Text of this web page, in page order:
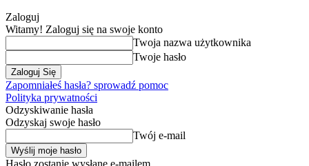
Zaloguj
Witamy! Zaloguj się na swoje konto
Twoja nazwa użytkownika
Twoje hasło
Zapomniałeś hasła? sprowadź pomoc
Polityka prywatności
Odzyskiwanie hasła
Odzyskaj swoje hasło
Twój e-mail
Hasło zostanie wysłane e-mailem.